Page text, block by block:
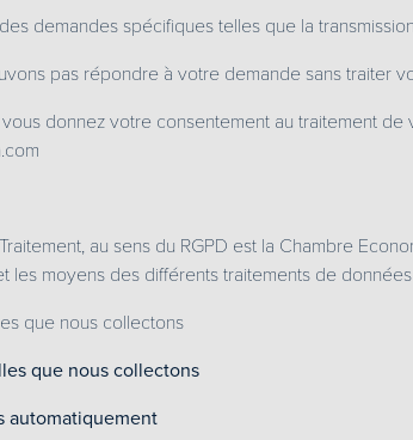
demandes spécifiques telles que la
pas répondre à votre demande sans traiter
donnez votre consentement au traitement
au sens du RGPD est la Chambre
les moyens des différents traitements de
que nous collectons
que nous collectons
automatiquement